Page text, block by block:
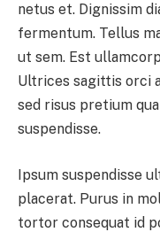
netus et. Dignissim
fermentum. Tellus
ut sem. Est
Ultrices sagittis orci
sed risus pretium
suspendisse.
Ipsum suspendisse
placerat. Purus in
tortor consequat id